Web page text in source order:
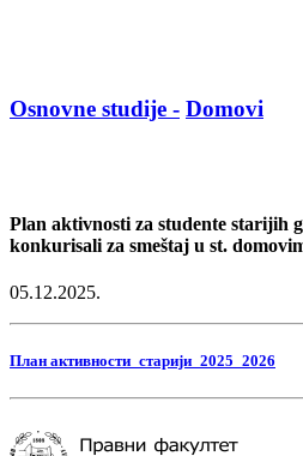
Osnovne studije - Domovi
Plan aktivnosti za studente starijih
konkurisali za smeštaj u st.
05.12.2025.
План активности_старији_2025_2026